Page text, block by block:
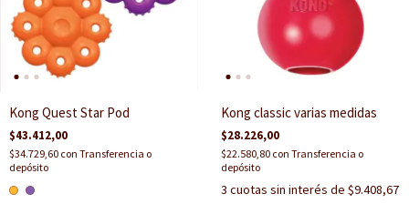
Kong Quest Star Pod
$43.412,00
$34.729,60 con Transferencia o
depósito
Kong classic varias medidas
$28.226,00
$22.580,80 con Transferencia o
depósito
3 cuotas sin interés de $9.408,67